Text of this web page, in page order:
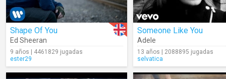
Shape Of You
Ed Sheeran
9 años | 4461829 jugadas
ester29
Someone Like You
Adele
13 años | 2088895 jugadas
selvatica